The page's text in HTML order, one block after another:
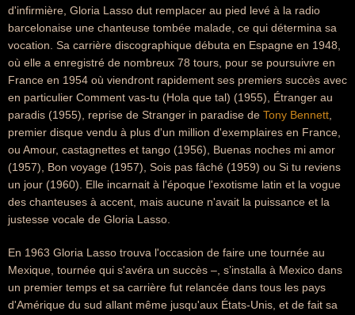
d'infirmière, Gloria Lasso dut remplacer au pied levé à la radio
barcelonaise une chanteuse tombée malade, ce qui détermina sa
vocation. Sa carrière discographique débuta en Espagne en 1948,
où elle a enregistré de nombreux 78 tours, pour se poursuivre en
France en 1954 où viendront rapidement ses premiers succès avec
en particulier Comment vas-tu (Hola que tal) (1955), Étranger au
paradis (1955), reprise de Stranger in paradise de Tony Bennett
premier disque vendu à plus d'un million d'exemplaires en France,
ou Amour, castagnettes et tango (1956), Buenas noches mi amor
(1957), Bon voyage (1957), Sois pas fâché (1959) ou Si tu reviens
un jour (1960). Elle incarnait à l'époque l'exotisme latin et la vogue
des chanteuses à accent, mais aucune n'avait la puissance et la
justesse vocale de Gloria Lasso.
En 1963 Gloria Lasso trouva l'occasion de faire une tournée au
Mexique, tournée qui s'avéra un succès –, s’installa à Mexico dans
un premier temps et sa carrière fut relancée dans tous les pays
d'Amérique du sud allant même jusqu'aux États-Unis, et de fait sa